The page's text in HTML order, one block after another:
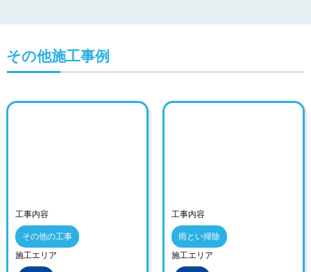
その他施工事例
工事内容
その他の工事
施工エリア
工事内容
雨とい掃除
施工エリア